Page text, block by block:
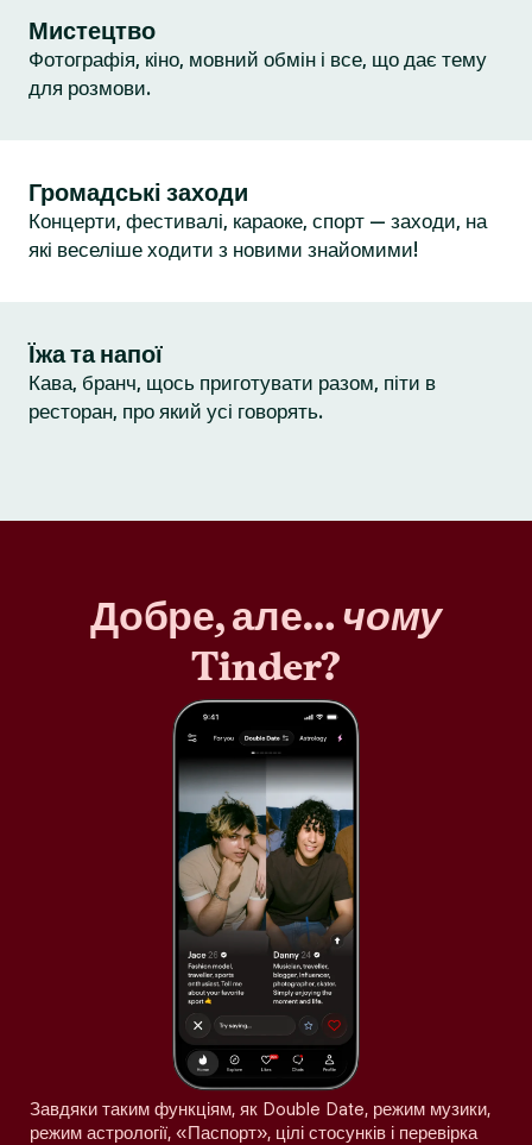
Мистецтво
Фотографія, кіно, мовний обмін і все, що дає тему
для розмови.
Громадські заходи
Концерти, фестивалі, караоке, спорт — заходи, на
які веселіше ходити з новими знайомими!
Їжа та напої
Кава, бранч, щось приготувати разом, піти в
ресторан, про який усі говорять.
Добре, але…чому
Tinder?
Завдяки таким функціям, як Double Date, режим музики,
режим астрології, «Паспорт», цілі стосунків і перевірка